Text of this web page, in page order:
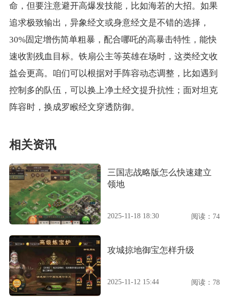
命，但要注意避开高爆发技能，比如海若的大招。如果
追求极致输出，异象经文或身意经文是不错的选择，
30%固定增伤简单粗暴，配合哪吒的高暴击特性，能快
速收割残血目标。铁扇公主等英雄在场时，这类经文收
益会更高。咱们可以根据对手阵容动态调整，比如遇到
控制多的队伍，可以换上净土经文提升抗性；面对坦克
阵容时，换成罗睺经文穿透防御。
相关资讯
三国志战略版怎么快速建立
领地
2025-11-18 18:30 阅读：74
攻城掠地御宝怎样升级
2025-11-12 15:44 阅读：78